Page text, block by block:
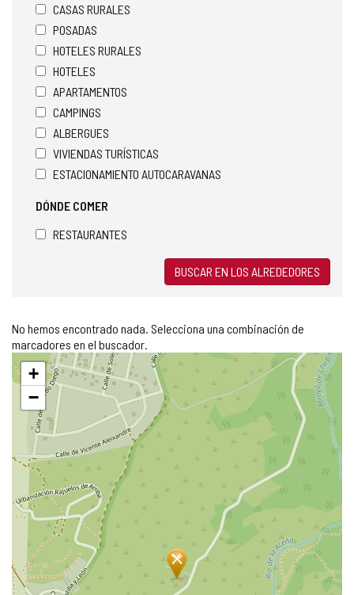
CASAS RURALES
POSADAS
HOTELES RURALES
HOTELES
APARTAMENTOS
CAMPINGS
ALBERGUES
VIVIENDAS TURÍSTICAS
ESTACIONAMIENTO AUTOCARAVANAS
DÓNDE COMER
RESTAURANTES
BUSCAR EN LOS ALREDEDORES
No hemos encontrado nada. Selecciona una combinación de
marcadores en el buscador.
Saltar
mapa
+
−